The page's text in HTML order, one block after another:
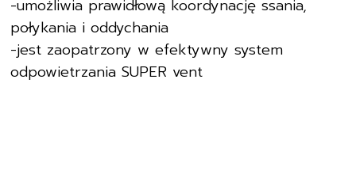
-umożliwia prawidłową koordynację ssania,
połykania i oddychania
-jest zaopatrzony w efektywny system
odpowietrzania SUPER vent